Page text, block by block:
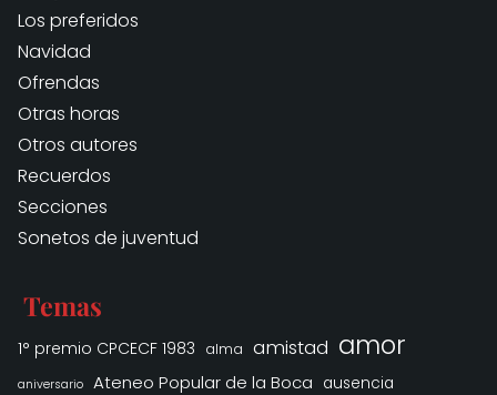
Los preferidos
Navidad
Ofrendas
Otras horas
Otros autores
Recuerdos
Secciones
Sonetos de juventud
Temas
1° premio CPCECF 1983 alma amistad amor
aniversario Ateneo Popular de la Boca ausencia